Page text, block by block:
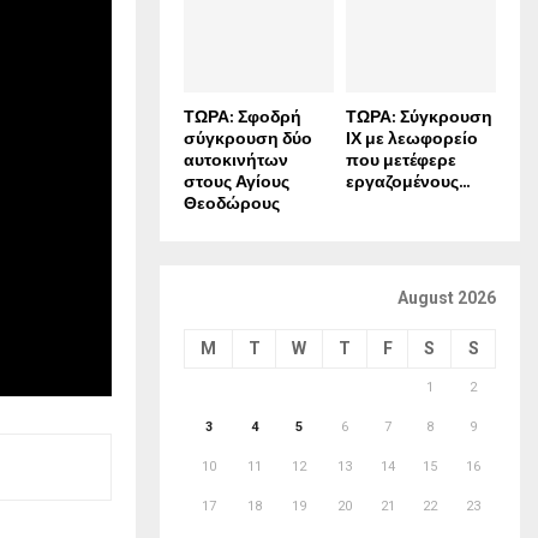
ΤΩΡΑ: Σφοδρή
σύγκρουση δύο
αυτοκινήτων
στους Αγίους
Θεοδώρους
ΤΩΡΑ: Σύγκρουση
ΙΧ με λεωφορείο
που μετέφερε
εργαζομένους...
August 2026
M T W T F S S
1 2
3 4 5 6 7 8 9
10 11 12 13 14 15 16
17 18 19 20 21 22 23